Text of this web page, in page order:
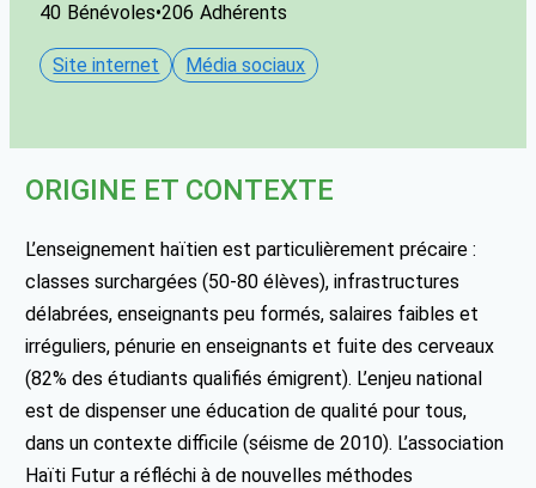
40 Bénévoles•206 Adhérents
Site internet Média sociaux
ORIGINE ET CONTEXTE
L’enseignement haïtien est particulièrement précaire :
classes surchargées (50-80 élèves), infrastructures
délabrées, enseignants peu formés, salaires faibles et
irréguliers, pénurie en enseignants et fuite des cerveaux
(82% des étudiants qualifiés émigrent). L’enjeu national
est de dispenser une éducation de qualité pour tous,
dans un contexte difficile (séisme de 2010). L’association
Haïti Futur a réfléchi à de nouvelles méthodes